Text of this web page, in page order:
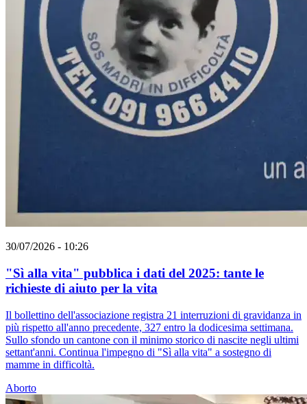
30/07/2026 - 10:26
"Sì alla vita" pubblica i dati del 2025: tante le
richieste di aiuto per la vita
Il bollettino dell'associazione registra 21 interruzioni di gravidanza in
più rispetto all'anno precedente, 327 entro la dodicesima settimana.
Sullo sfondo un cantone con il minimo storico di nascite negli ultimi
settant'anni. Continua l'impegno di "Sì alla vita" a sostegno di
mamme in difficoltà.
Aborto